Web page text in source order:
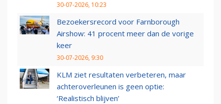
30-07-2026, 10:23
Bezoekersrecord voor Farnborough
Airshow: 41 procent meer dan de vorige
keer
30-07-2026, 9:30
KLM ziet resultaten verbeteren, maar
achteroverleunen is geen optie:
‘Realistisch blijven’